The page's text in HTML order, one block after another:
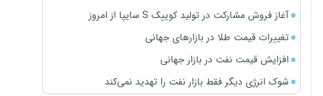
آغاز فروش مشارکت در تولید کوییک S سایپا از امروز
تغییرات قیمت طلا در بازارهای جهانی
افزایش قیمت نفت در بازار جهانی
شوک انرژی دیگر فقط بازار نفت را تهدید نمی‌کند